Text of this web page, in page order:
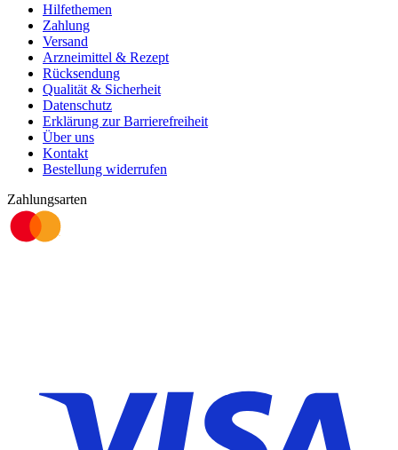
Hilfethemen
Zahlung
Versand
Arzneimittel & Rezept
Rücksendung
Qualität & Sicherheit
Datenschutz
Erklärung zur Barrierefreiheit
Über uns
Kontakt
Bestellung widerrufen
Zahlungsarten